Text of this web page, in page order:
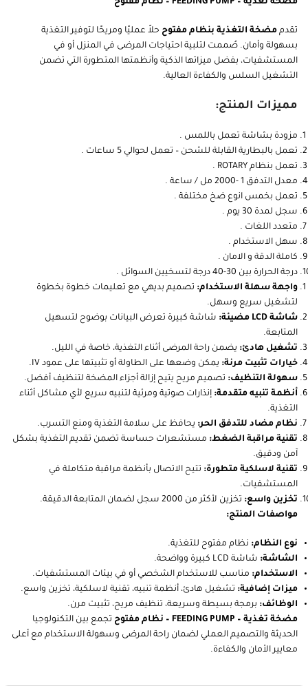
مضخة تغذية – FEEDING PUMP – نظام مفتوح
تقدم مضخة التغذية بنظام مفتوح حلاً عمليًا ومريحًا لتوفير التغذية
بسهولة وأمان. صُممت لتلبية احتياجات المرضى في المنزل أو في
المستشفيات، بفضل ميزاتها الذكية وأنظمتها المتطورة التي تضمن
التشغيل السلس والكفاءة العالية.
مميزات المنتج:
مزودة بشاشة تعمل باللمس .
تعمل بالبطارية القابلة للشحن – تعمل لحوالي 5 ساعات .
تعمل بنظام ROTARY .
معدل التدفق 1 -2000 مل / ساعة .
تعمل بخمس انوع ضخ مختلفة .
سجل لمدة 30 يوم .
متعدد اللغات .
سهل الاستخدام .
كاملة الدقة و الامان .
درجة الحرارة بين 30-40 درجة لتسخيين السوائل .
واجهة سهلة الاستخدام: تصميم بديهي مع تعليمات خطوة بخطوة
لتشغيل سريع وسهل.
شاشة LCD مضيئة:
شاشة كبيرة تعرض البيانات بوضوح لتسهيل
المتابعة.
تشغيل هادئ: يضمن راحة المرضى أثناء التغذية، خاصة في الليل.
خيارات تثبيت مرنة: يمكن وضعها على الطاولة أو تثبيتها على عمود IV.
سهولة التنظيف: تصميم مريح يتيح إزالة أجزاء المضخة لتنظيف أفضل.
أنظمة تنبيه متقدمة: إنذارات صوتية ومرئية لتنبيه سريع لأي مشاكل أثناء
التغذية.
نظام مضاد للتدفق الحر: يحافظ على سلامة التغذية ومنع التسرب.
تقنية مراقبة الضغط: مستشعرات حساسة تضمن تقديم التغذية بشكل
آمن ودقيق.
تقنية لاسلكية متطورة: تتيح الاتصال بأنظمة مراقبة متكاملة في
المستشفيات.
تخزين واسع: تخزين لأكثر من 2000 سجل لضمان المتابعة الدقيقة.
مواصفات المنتج:
نوع النظام: نظام مفتوح للتغذية.
الشاشة: شاشة LCD كبيرة وواضحة.
الاستخدام: مناسب للاستخدام الشخصي أو في بيئات المستشفيات.
ميزات إضافية: تشغيل هادئ، أنظمة تنبيه، تقنية لاسلكية، تخزين واسع.
الوظائف: برمجة بسيطة وسريعة، تنظيف مريح، تثبيت مرن.
مضخة تغذية – FEEDING PUMP – نظام مفتوح
تجمع بين التكنولوجيا
الحديثة والتصميم العملي لضمان راحة المرضى وسهولة الاستخدام مع أعلى
معايير الأمان والكفاءة.